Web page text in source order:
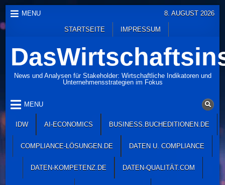
Skip
to
content
MENU
STARTSEITE IMPRESSUM
8. AUGUST 2026
News und Analysen für Stakeholder: Wirtschaftliche Indikatoren und
Unternehmensstrategien im Fokus
MENU
IDW AI-ECONOMICS BUSINESS.BUCHEDITIONEN.DE
COMPLIANCE-LÖSUNGEN.DE DATEN U. COMPLIANCE
DATEN-KOMPETENZ.DE DATEN-QUALITÄT.COM